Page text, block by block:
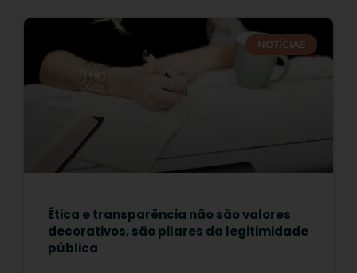
NOTÍCIAS
Ética e transparência não são valores
decorativos, são pilares da legitimidade
pública